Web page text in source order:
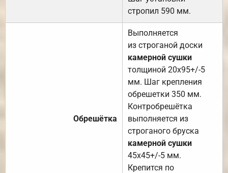
стропил 590 мм.
Обрешётка
Выполняется
из строганой доски
камерной сушки
толщиной 20х95+/-5
мм. Шаг крепления
обрешетки 350 мм.
Контробрешётка
выполняется из
строганого бруска
камерной сушки
45х45+/-5 мм.
Крепится по